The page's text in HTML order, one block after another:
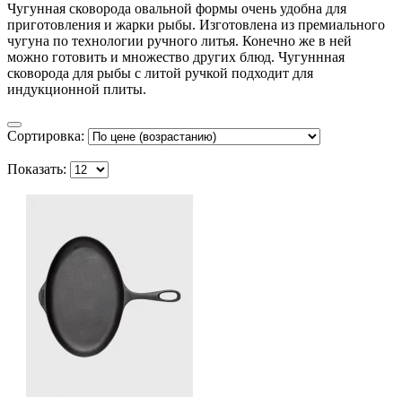
Чугунная сковорода овальной формы очень удобна для
приготовления и жарки рыбы. Изготовлена из премиального
чугуна по технологии ручного литья. Конечно же в ней
можно готовить и множество других блюд. Чугуннная
сковорода для рыбы с литой ручкой подходит для
индукционной плиты.
Сортировка:
Показать: